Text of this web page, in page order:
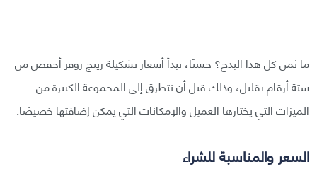
ما ثمن كل هذا البذخ؟ حسنًا، تبدأ أسعار تشكيلة رينج روفر أخفض من
ستة أرقام بقليل، وذلك قبل أن نتطرق إلى المجموعة الكبيرة من
الميزات التي يختارها العميل والإمكانات التي يمكن إضافتها خصيصًا.
السعر والمناسبة للشراء